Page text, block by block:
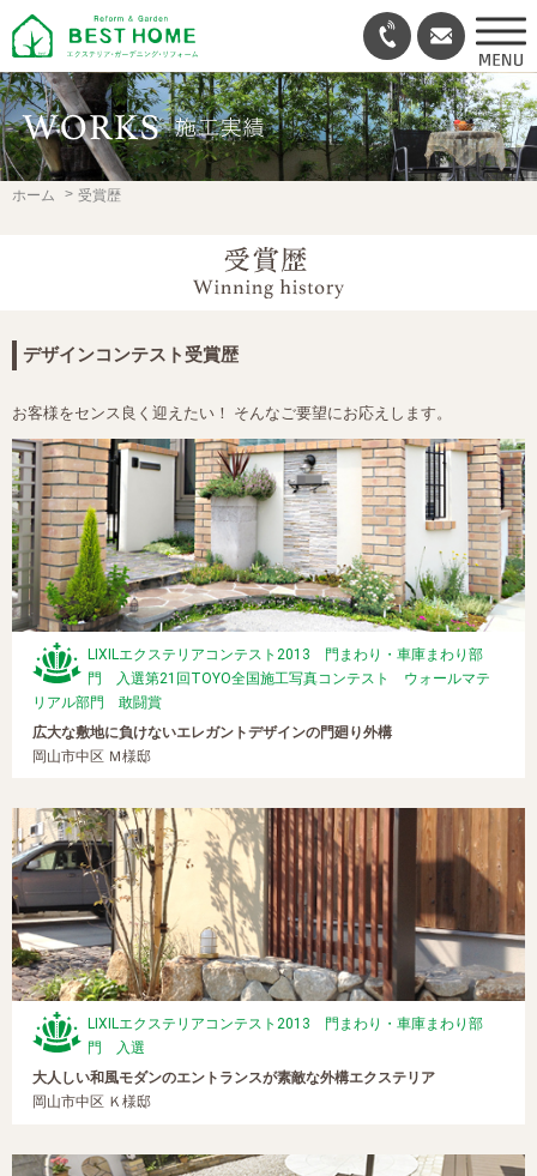
ホーム 受賞歴
デザインコンテスト受賞歴
お客様をセンス良く迎えたい！ そんなご要望にお応えします。
LIXILエクステリアコンテスト2013 門まわり・車庫まわり部
門 入選第21回TOYO全国施工写真コンテスト ウォールマテ
リアル部門 敢闘賞
広大な敷地に負けないエレガントデザインの門廻り外構
岡山市中区 Ｍ様邸
LIXILエクステリアコンテスト2013 門まわり・車庫まわり部
門 入選
大人しい和風モダンのエントランスが素敵な外構エクステリア
岡山市中区 Ｋ様邸